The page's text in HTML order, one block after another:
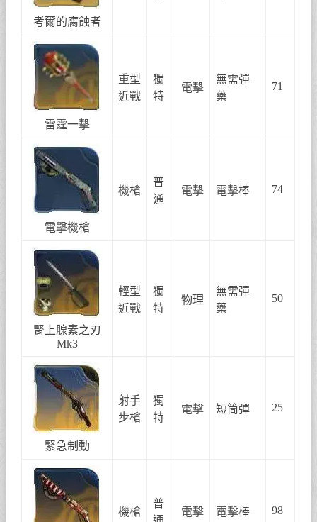
考爾的腐蝕者
雷霆一擊
重型
近戰
獨
特
電擊
無需彈
藥
71
電擊機槍
機槍
普
通
電擊 電擊棒 74
腎上腺素之刃
Mk3
輕型
近戰
獨
特
物理
無需彈
藥
50
緊急制動
射手
步槍
獨
特
電擊 短筒彈 25
機槍
普
電擊 電擊棒 98